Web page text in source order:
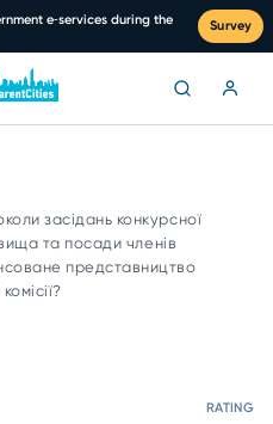
e‑services during the
Survey
засідань конкурсної
та посади членів
представництво
RATING